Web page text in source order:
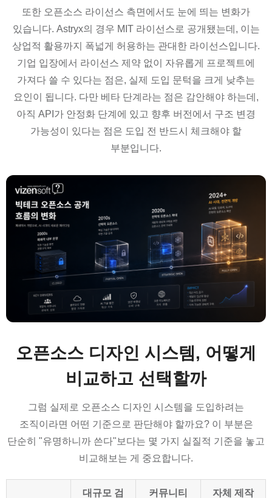
또한 오픈소스 라이선스 측면에서도 눈에 띄는 변화가
있습니다. Astryx의 경우 MIT 라이선스로 공개됐는데, 이는
상업적 활용까지 폭넓게 허용하는 관대한 라이선스입니다.
기업 입장에서 라이선스 제약 없이 자유롭게 프로젝트에
가져다 쓸 수 있다는 점은, 실제 도입 문턱을 크게 낮추는
요인이 됩니다. 다만 베타 단계라는 점은 감안해야 하는데,
아직 API가 안정화 단계에 있고 향후 버전에서 구조 변경
가능성이 있다는 점은 도입 전 반드시 체크해야 할
부분입니다.
오픈소스 디자인 시스템, 어떻게
비교하고 선택할까
그럼 실제로 오픈소스 디자인 시스템을 도입하려는
조직이라면 어떤 기준으로 판단해야 할까요? 이 부분은
단순히 "유명하니까 쓴다"보다는 몇 가지 실질적 기준을 놓고
비교해보는 게 중요합니다.
대규모 검
커뮤니티
자체 제작